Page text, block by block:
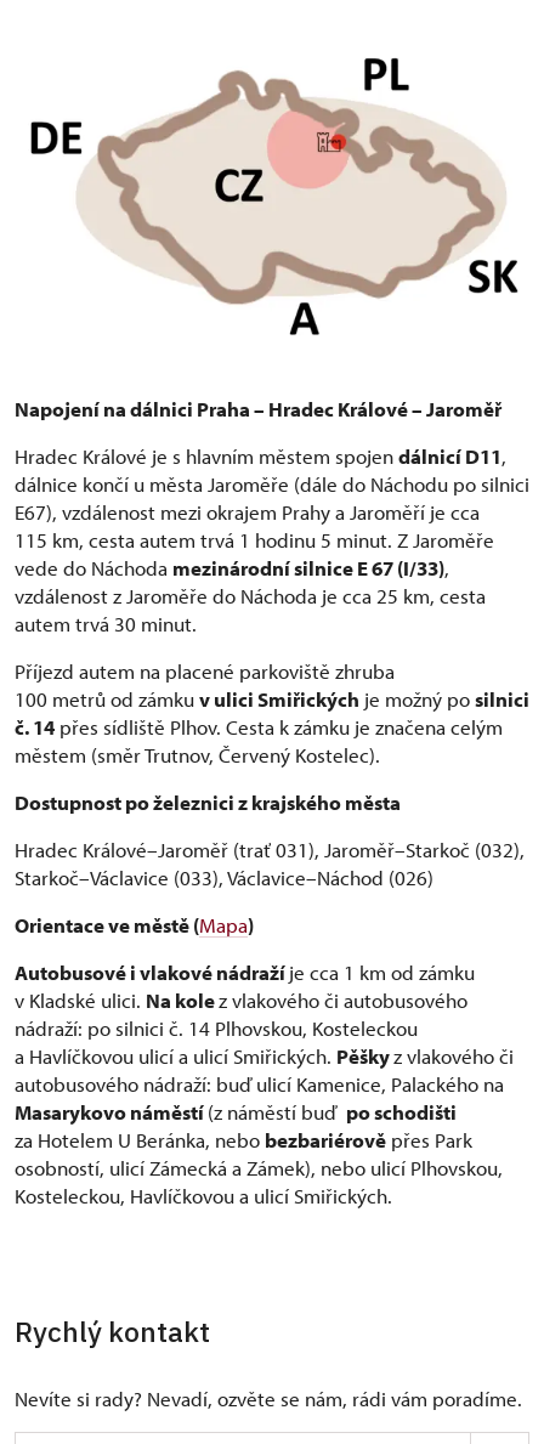
Napojení na dálnici Praha – Hradec Králové –Jaroměř
Hradec Králové je s hlavním městem spojendálnicí D11,
dálnice končí u města Jaroměře (dále do Náchodu po silnici
E67), vzdálenost mezi okrajem Prahy a Jaroměří je cca
115 km, cesta autem trvá 1 hodinu 5 minut. Z Jaroměře
vede do Náchoda mezinárodní silnice E 67 (I/33),
vzdálenost z Jaroměře do Náchoda je cca 25 km, cesta
autem trvá 30 minut.
Příjezd autem na placené parkoviště zhruba
100 metrů od zámkuv ulici Smiřických je možný posilnici
č. 14 přes sídliště Plhov. Cesta k zámku je značena celým
městem (směr Trutnov, Červený Kostelec).
Dostupnost po železnici z krajského města
Hradec Králové–Jaroměř (trať 031), Jaroměř–Starkoč (032),
Starkoč–Václavice (033), Václavice–Náchod (026)
Orientace ve městě (Mapa)
Autobusové i vlakové nádražíje cca 1 km od zámku
v Kladské ulici. Na kolez vlakového či autobusového
nádraží: po silnici č. 14 Plhovskou, Kosteleckou
a Havlíčkovou ulicí a ulicí Smiřických. Pěškyz vlakového či
autobusového nádraží: buď ulicí Kamenice, Palackého na
Masarykovo náměstí(z náměstí buď po schodišti
za Hotelem U Beránka, nebo bezbariérově přes Park
osobností, ulicí Zámecká a Zámek), nebo ulicí Plhovskou,
Kosteleckou, Havlíčkovou a ulicí Smiřických.
Rychlý kontakt
Nevíte si rady? Nevadí, ozvěte se nám, rádi vám poradíme.